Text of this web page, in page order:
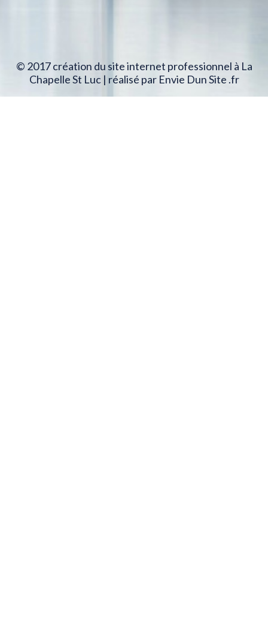
© 2017 création du site internet professionnel à La
Chapelle St Luc | réalisé par Envie Dun Site .fr